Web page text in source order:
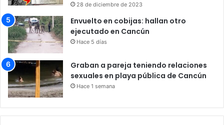
28 de diciembre de 2023
Envuelto en cobijas: hallan otro
ejecutado en Cancún
Hace 5 días
Graban a pareja teniendo relaciones
sexuales en playa pública de Cancún
Hace 1 semana